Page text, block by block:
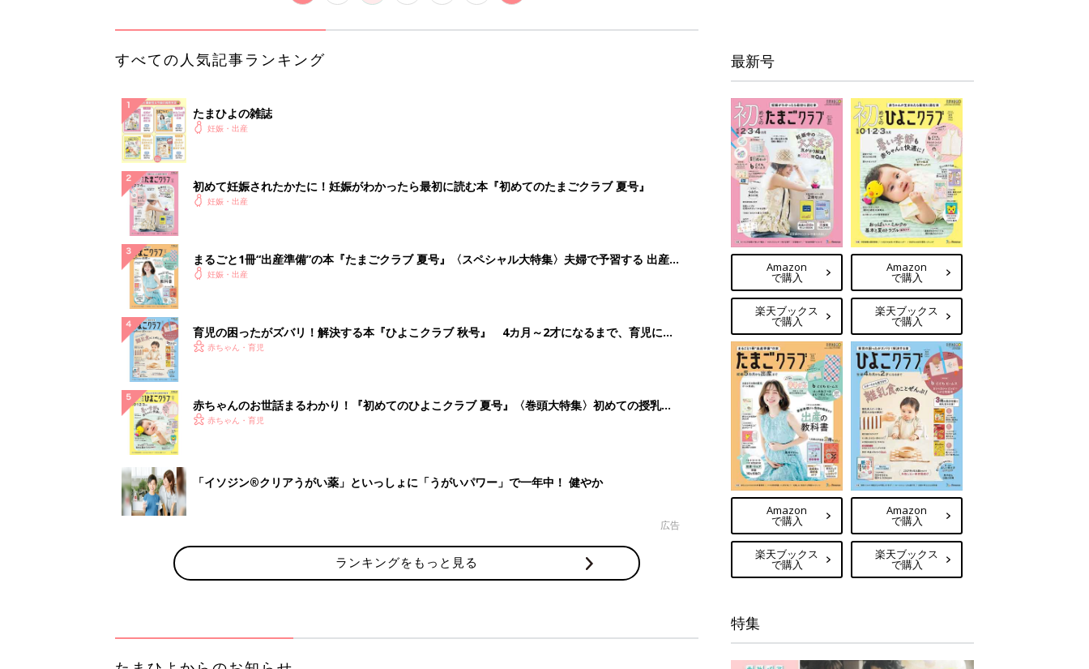
すべての人気記事ランキング
たまひよの雑誌
妊娠・出産
初めて妊娠されたかたに！妊娠がわかったら最初に読む本『初めてのたまごクラブ 夏号』
妊娠・出産
まるごと1冊“出産準備”の本『たまごクラブ 夏号』〈スペシャル大特集〉夫婦で予習する 出産
の教科書
妊娠・出産
育児の困ったがズバリ！解決する本『ひよこクラブ 秋号』 4カ月～2才になるまで、育児に役
立つ情報がいっぱい！
赤ちゃん・育児
赤ちゃんのお世話まるわかり！『初めてのひよこクラブ 夏号』〈巻頭大特集〉初めての授乳が
うまくいく！ おっぱい・ミルクの基本と夏のトラブル 解決テク
赤ちゃん・育児
「イソジン®クリアうがい薬」といっしょに「うがいパワー」で一年中！ 健やか
広告
ランキングをもっと見る
最新号
Amazon
で購入
楽天ブックス
で購入
Amazon
で購入
楽天ブックス
で購入
Amazon
で購入
楽天ブックス
で購入
Amazon
で購入
楽天ブックス
で購入
特集